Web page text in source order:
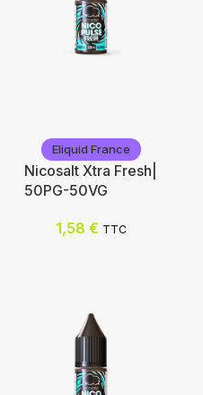
Eliquid France
Nicosalt Xtra Fresh|
50PG-50VG
1,58 € TTC